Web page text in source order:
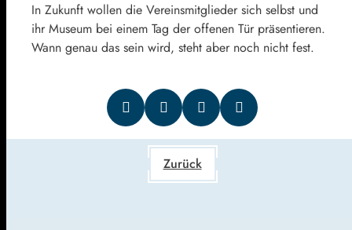
In Zukunft wollen die Vereinsmitglieder sich selbst und
ihr Museum bei einem Tag der offenen Tür präsentieren.
Wann genau das sein wird, steht aber noch nicht fest.
Zurück